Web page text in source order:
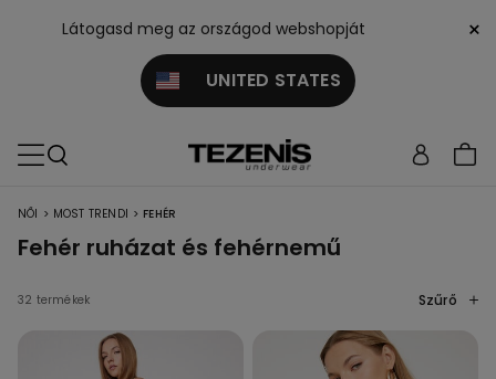
Látogasd meg az országod webshopját
UNITED STATES
×
NŐI > MOST TRENDI > FEHÉR
Fehér ruházat és fehérnemű
32 termékek Szűrő